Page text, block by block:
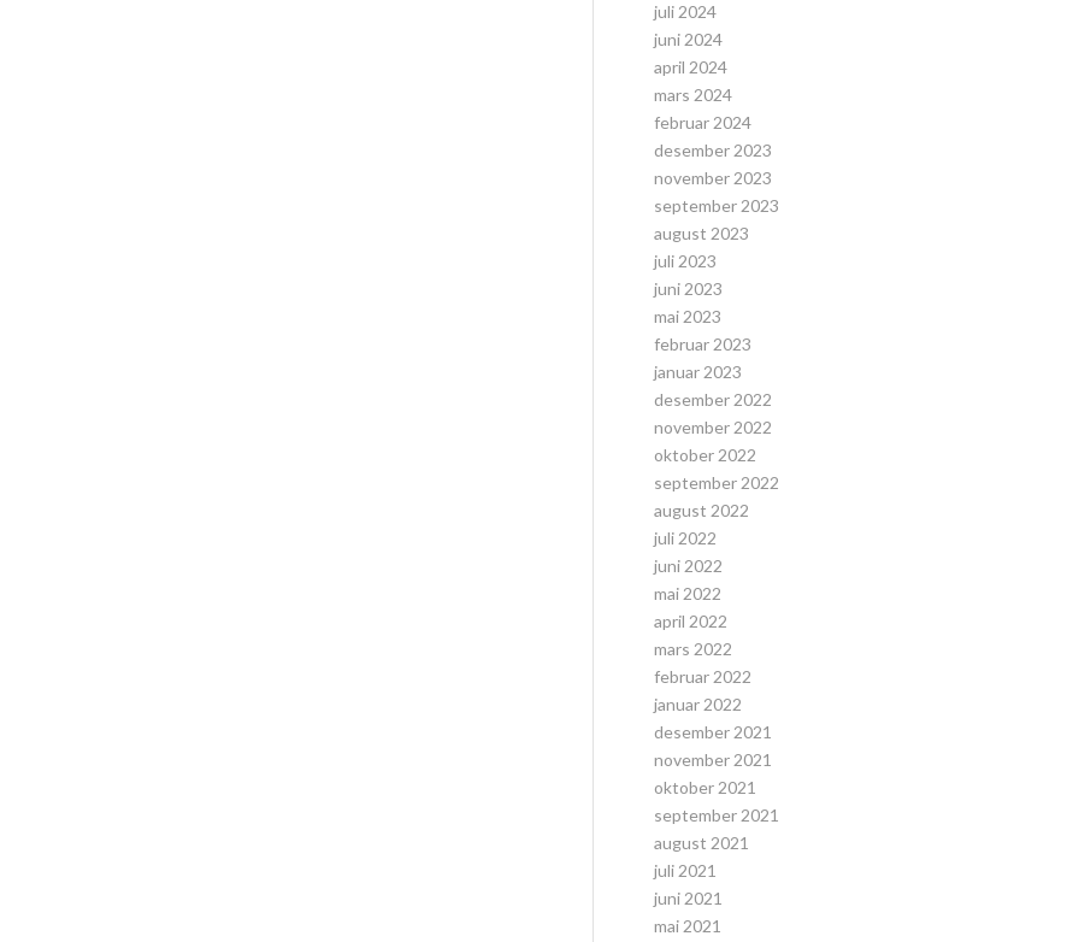
juli 2024
juni 2024
april 2024
mars 2024
februar 2024
desember 2023
november 2023
september 2023
august 2023
juli 2023
juni 2023
mai 2023
februar 2023
januar 2023
desember 2022
november 2022
oktober 2022
september 2022
august 2022
juli 2022
juni 2022
mai 2022
april 2022
mars 2022
februar 2022
januar 2022
desember 2021
november 2021
oktober 2021
september 2021
august 2021
juli 2021
juni 2021
mai 2021